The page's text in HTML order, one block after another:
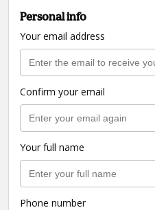
Personal info
Your email address
Confirm your email
Your full name
Phone number